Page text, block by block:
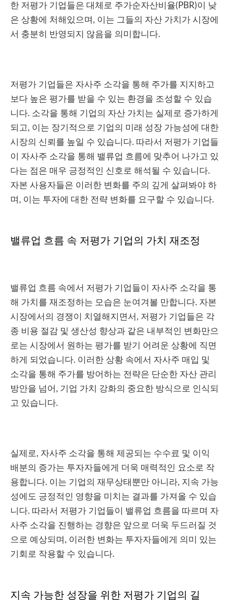
한 저평가 기업들은 대체로 주가순자산비율(PBR)이 낮
은 상황에 처해있으며, 이는 그들의 자산 가치가 시장에
서 충분히 반영되지 않음을 의미합니다.
저평가 기업들은 자사주 소각을 통해 주가를 지지하고
보다 높은 평가를 받을 수 있는 환경을 조성할 수 있습
니다. 소각을 통해 기업의 자산 가치는 실제로 증가하게
되고, 이는 장기적으로 기업의 미래 성장 가능성에 대한
시장의 신뢰를 높일 수 있습니다. 따라서 저평가 기업들
이 자사주 소각을 통해 밸류업 흐름에 맞추어 나가고 있
다는 점은 매우 긍정적인 신호로 해석될 수 있습니다.
자본 사용자들은 이러한 변화를 주의 깊게 살펴봐야 하
며, 이는 투자에 대한 전략 변화를 요구할 수 있습니다.
밸류업 흐름 속 저평가 기업의 가치 재조정
밸류업 흐름 속에서 저평가 기업들이 자사주 소각을 통
해 가치를 재조정하는 모습은 눈여겨볼 만합니다. 자본
시장에서의 경쟁이 치열해지면서, 저평가 기업들은 각
종 비용 절감 및 생산성 향상과 같은 내부적인 변화만으
로는 시장에서 원하는 평가를 받기 어려운 상황에 직면
하게 되었습니다. 이러한 상황 속에서 자사주 매입 및
소각을 통해 주가를 방어하는 전략은 단순한 자산 관리
방안을 넘어, 기업 가치 강화의 중요한 방식으로 인식되
고 있습니다.
실제로, 자사주 소각을 통해 제공되는 수수료 및 이익
배분의 증가는 투자자들에게 더욱 매력적인 요소로 작
용합니다. 이는 기업의 재무상태뿐만 아니라, 지속 가능
성에도 긍정적인 영향을 미치는 결과를 가져올 수 있습
니다. 따라서 저평가 기업들이 밸류업 흐름을 따르며 자
사주 소각을 진행하는 경향은 앞으로 더욱 두드러질 것
으로 예상되며, 이러한 변화는 투자자들에게 의미 있는
기회로 작용할 수 있습니다.
지속 가능한 성장을 위한 저평가 기업의 길